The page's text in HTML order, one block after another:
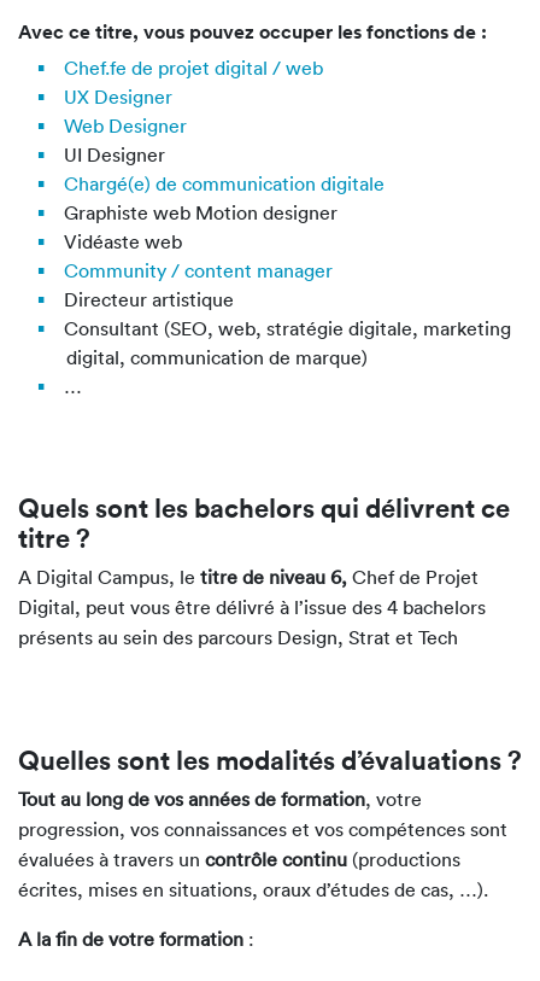
projet digital
Gestion de la performance et de la conformité
de la solution digitale
Conformité de la réalisation de la solution
digitale
Recueil et analyse de données d’efficacité
clés
Maintien d’une solution digitale pérenne
et évolutive
Selon la spécialisation choisie :
Mise en place de partenariats avec des
Gestion d’une communauté sur les réseaux
sociaux
Développement d’interface de produit (UX/UI)
Développement de l’expérience utilisateur
Définition et mise en œuvre d’une stratégie e-
commerce
Définition de la stratégie de vente e-commerce
Gestion des plateformes e-commerce
Optimisation de la performance des
plateformes e-commerce
Avec ce titre, vous pouvez occuper les fonctions de :
Chef.fe de projet digital / web
UX Designer
Web Designer
UI Designer
Chargé(e) de communication digitale
Graphiste web Motion designer
Vidéaste web
Community / content manager
Directeur artistique
Consultant (SEO, web, stratégie digitale, marketing
digital, communication de marque)
…
Quels sont les bachelors qui délivrent ce
titre ?
A Digital Campus, le titre de niveau 6, Chef de Projet
Digital, peut vous être délivré à l’issue des 4 bachelors
présents au sein des parcours Design, Strat et Tech
Quelles sont les modalités d’évaluations ?
Tout au long de vos années de formation, votre
progression, vos connaissances et vos compétences sont
évaluées à travers un contrôle continu (productions
écrites, mises en situations, oraux d’études de cas, …).
A la fin de votre formation :